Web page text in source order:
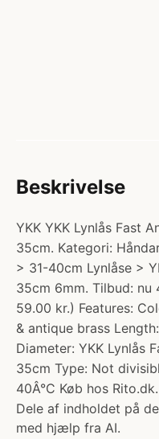
Beskrivelse
YKK YKK Lynlås Fast
35cm. Kategori:
> 31-40cm Lynlåse >
35cm 6mm. Tilbud: nu
59.00 kr.) Features:
& antique brass
Diameter: YKK Lynlås
35cm Type: Not
40Â°C Køb hos Rito.dk.
Dele af indholdet på
med hjælp fra AI.